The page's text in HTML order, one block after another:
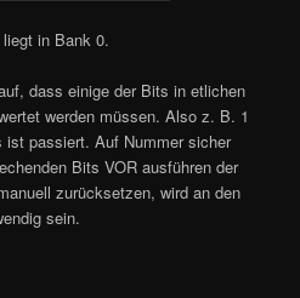
in Bank 0.
dass einige der Bits in etlichen
werden müssen. Also z. B. 1
passiert. Auf Nummer sicher
Bits VOR ausführen der
zurücksetzen, wird an den
sein.